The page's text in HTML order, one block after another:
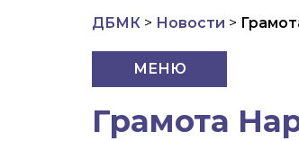
ДБМК > Новости >
МЕНЮ
Грамота